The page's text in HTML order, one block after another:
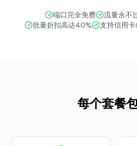
端口完全免费
流量永不
批量折扣高达40%
支持信用
每个套餐